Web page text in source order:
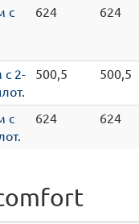
с
624 624
с 2-
500,5 500,5
с
624 624